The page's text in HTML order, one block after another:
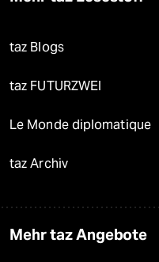
taz Blogs
taz FUTURZWEI
Le Monde diplomatique
taz Archiv
Mehr taz Angebote